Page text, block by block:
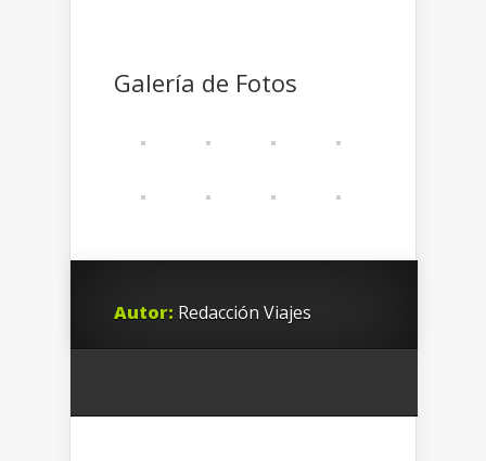
Galería de Fotos
Autor: Redacción Viajes